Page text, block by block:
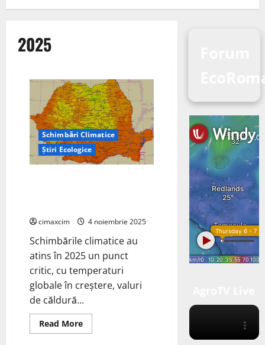
2025
Schimbări Climatice
Știri Ecologice
cimaxcim 4 noiembrie 2025
Schimbările climatice au
atins în 2025 un punct
critic, cu temperaturi
globale în creștere, valuri
de căldură...
Read MoreRead
more